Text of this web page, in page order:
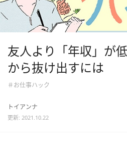
友人より「年収」が
から抜け出すには
＃お仕事ハック
トイアンナ
更新: 2021.10.22